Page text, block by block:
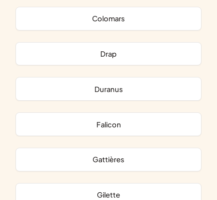
Colomars
Drap
Duranus
Falicon
Gattières
Gilette